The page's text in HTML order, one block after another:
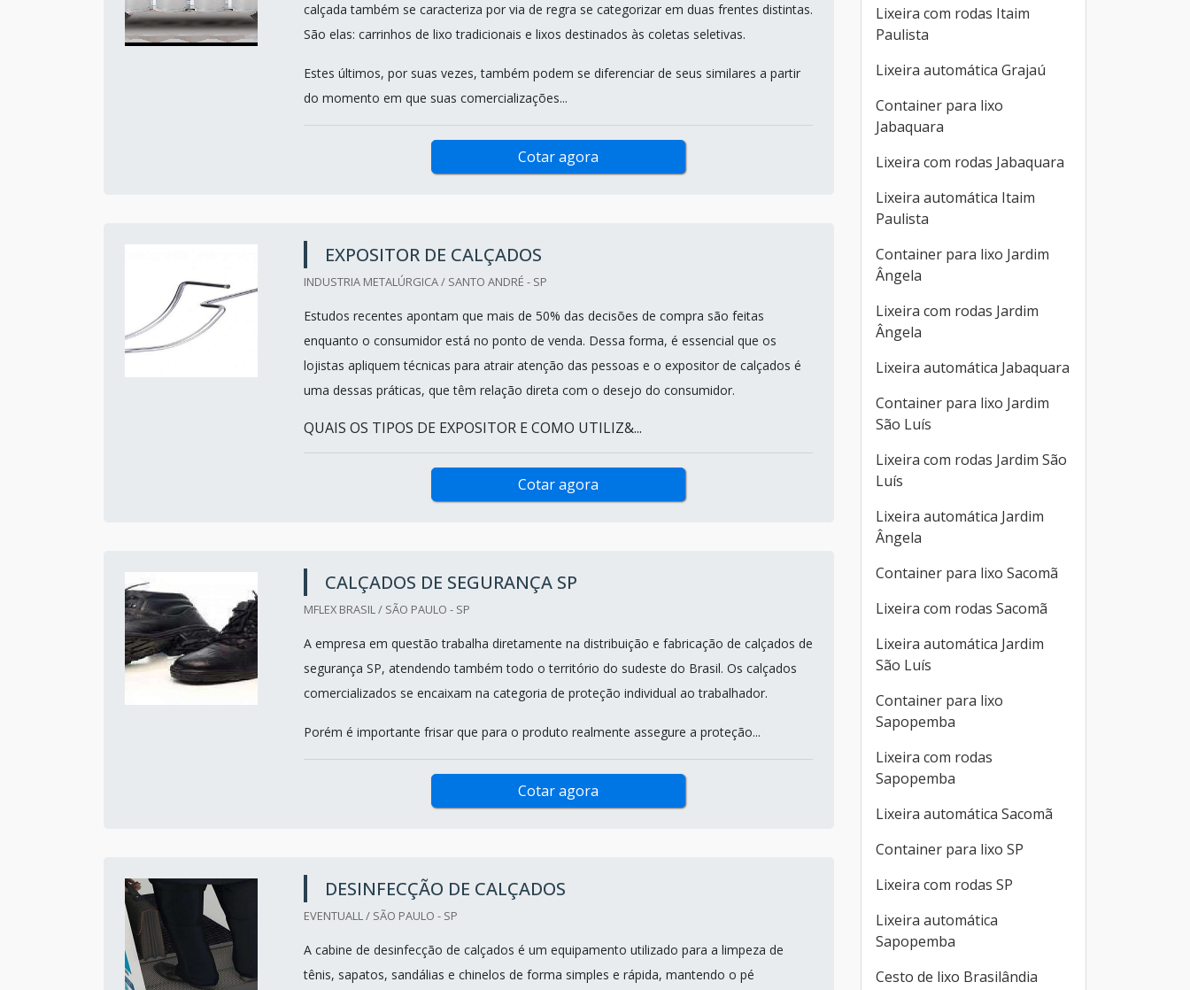
calçada também se caracteriza por via de regra se categorizar em duas frentes distintas.
São elas: carrinhos de lixo tradicionais e lixos destinados às coletas seletivas.
Estes últimos, por suas vezes, também podem se diferenciar de seus similares a partir
do momento em que suas comercializações...
Cotar agora
EXPOSITOR DE CALÇADOS
INDUSTRIA METALÚRGICA / SANTO ANDRÉ - SP
Estudos recentes apontam que mais de 50% das decisões de compra são feitas
enquanto o consumidor está no ponto de venda. Dessa forma, é essencial que os
lojistas apliquem técnicas para atrair atenção das pessoas e o expositor de calçados é
uma dessas práticas, que têm relação direta com o desejo do consumidor.
QUAIS OS TIPOS DE EXPOSITOR E COMO UTILIZ&...
Cotar agora
CALÇADOS DE SEGURANÇA SP
MFLEX BRASIL / SÃO PAULO - SP
A empresa em questão trabalha diretamente na distribuição e fabricação de calçados de
segurança SP, atendendo também todo o território do sudeste do Brasil. Os calçados
comercializados se encaixam na categoria de proteção individual ao trabalhador.
Porém é importante frisar que para o produto realmente assegure a proteção...
Cotar agora
DESINFECÇÃO DE CALÇADOS
EVENTUALL / SÃO PAULO - SP
A cabine de desinfecção de calçados é um equipamento utilizado para a limpeza de
tênis, sapatos, sandálias e chinelos de forma simples e rápida, mantendo o pé
Lixeira com rodas Itaim
Paulista
Lixeira automática Grajaú
Container para lixo
Jabaquara
Lixeira com rodas Jabaquara
Lixeira automática Itaim
Paulista
Container para lixo Jardim
Ângela
Lixeira com rodas Jardim
Ângela
Lixeira automática Jabaquara
Container para lixo Jardim
São Luís
Lixeira com rodas Jardim São
Luís
Lixeira automática Jardim
Ângela
Container para lixo Sacomã
Lixeira com rodas Sacomã
Lixeira automática Jardim
São Luís
Container para lixo
Sapopemba
Lixeira com rodas
Sapopemba
Lixeira automática Sacomã
Container para lixo SP
Lixeira com rodas SP
Lixeira automática
Sapopemba
Cesto de lixo Brasilândia